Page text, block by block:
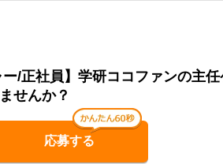
ー/正社員】学研ココファンの主
せんか？
応募する